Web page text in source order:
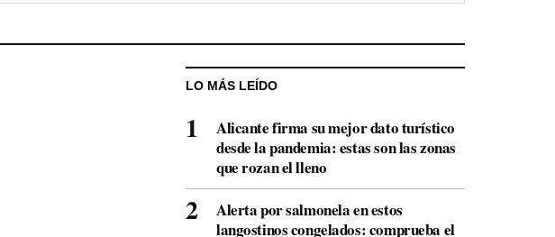
LO MÁS LEÍDO
Alicante firma su mejor dato turístico
desde la pandemia: estas son las zonas
que rozan el lleno
Alerta por salmonela en estos
langostinos congelados: comprueba el